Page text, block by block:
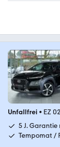
Unfallfrei • EZ
5 J. Garantie
Tempomat /